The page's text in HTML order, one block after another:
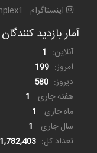
اینستاگرام : Golden_sport_complex1
آمار بازدید کنندگان
آنلاین: 1
امروز: 199
دیروز: 580
هفته جاری: 1
ماه جاری: 1
سال جاری: 1
تعداد کل: 1,782,403